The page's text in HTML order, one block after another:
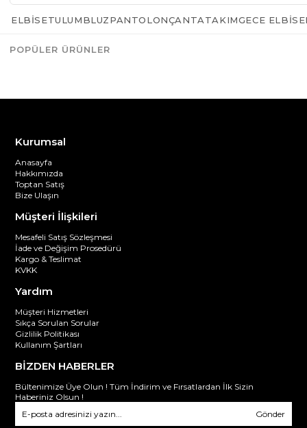
Kurumsal
Anasayfa
Hakkımızda
Toptan Satış
Bize Ulaşın
Müşteri İlişkileri
Mesafeli Satış Sözleşmesi
İade ve Değişim Prosedürü
Kargo & Teslimat
KVKK
Yardım
Müşteri Hizmetleri
Sıkça Sorulan Sorular
Gizlilik Politikası
Kullanım Şartları
BİZDEN HABERLER
Bültenimize Üye Olun ! Tüm İndirim ve Fırsatlardan İlk Sizin
Haberiniz Olsun !
Gönder
ELBISETULUMBLUZPANTOLONÇANTATAKIMGECE
POPÜLER ÜRÜNLER